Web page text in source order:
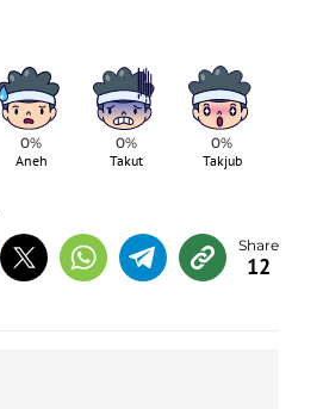
0%
Aneh
0%
Takut
0%
Takjub
12